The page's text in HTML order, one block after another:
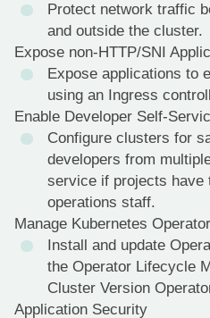
Protect network traffic
and outside the cluster.
Expose non-HTTP/SNI
Expose applications to
using an Ingress
Enable Developer Self-
Configure clusters for
developers from
service if projects have
operations staff.
Manage Kubernetes
Install and update
the Operator Lifecycle
Cluster Version
Application Security